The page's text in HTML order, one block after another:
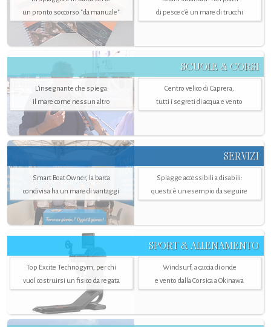
un pronto soccorso "da manuale"
di pesce c'è un mare di trucchi
SCUOLE & CORSI
L'insegnante che spiega
il mare come nessun altro
Centro velico di Caprera,
tutti i segreti di acqua e vento
SERVIZI
Smart Boat Owner, la barca
condivisa ha un mare di vantaggi
Spiagge accessibili a disabili:
questa è un esempio da seguire
SPORT & ALLENAMENTO
Top Excite Technogym, per chi
vuol costruirsi un fisico da regata
Windsurf, a caccia di onde
e vento dalla Corsica a Okinawa